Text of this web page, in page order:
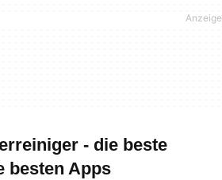
- die beste
besten Apps